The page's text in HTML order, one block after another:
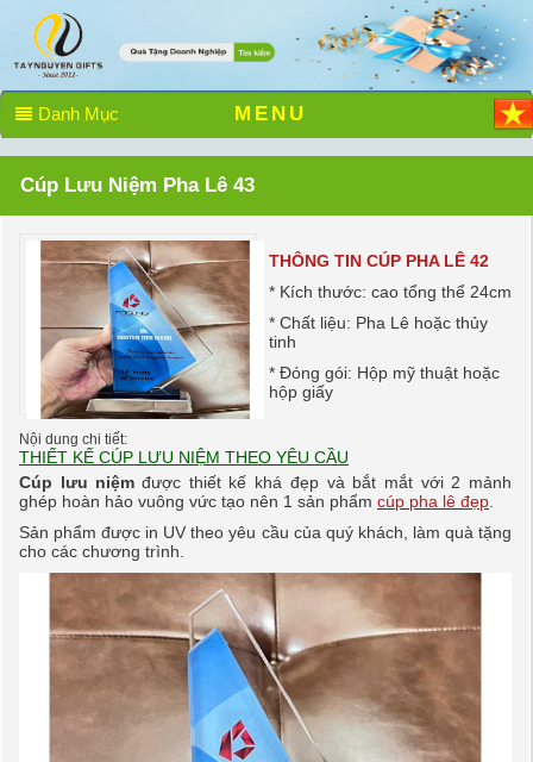
Danh Mục MENU
Cúp Lưu Niệm Pha Lê 43
THÔNG TIN CÚP PHA LÊ 42
* Kích thước: cao tổng thể 24cm
* Chất liệu: Pha Lê hoặc thủy
tinh
* Đóng gói: Hộp mỹ thuật hoặc
hộp giấy
Nội dung chi tiết:
THIẾT KẾ CÚP LƯU NIỆM THEO YÊU CẦU
Cúp lưu niệm được thiết kế khá đẹp và bắt mắt với 2 mảnh
ghép hoàn hảo vuông vức tạo nên 1 sản phẩm cúp pha lê đẹp
Sản phẩm được in UV theo yêu cầu của quý khách, làm quà tặng
cho các chương trình.